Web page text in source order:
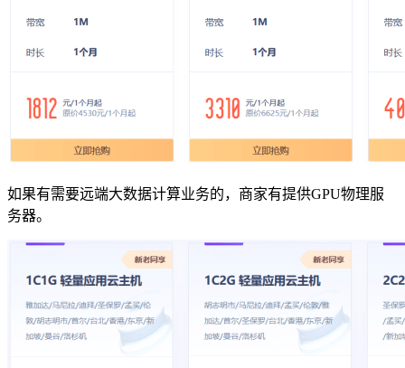
如果有需要远端大数据计算业务的，商家有提供GPU物理服
务器。